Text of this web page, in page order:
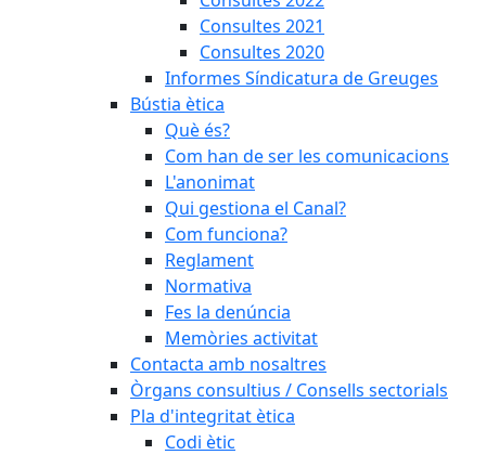
Consultes 2021
Consultes 2020
Informes Síndicatura de Greuges
Bústia ètica
Què és?
Com han de ser les comunicacions
L'anonimat
Qui gestiona el Canal?
Com funciona?
Reglament
Normativa
Fes la denúncia
Memòries activitat
Contacta amb nosaltres
Òrgans consultius / Consells sectorials
Pla d'integritat ètica
Codi ètic